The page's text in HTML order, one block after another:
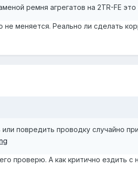
ремня агрегатов на 2TR-FE
меняется. Реально ли сделать
повредить проводку случайно
проверю. А как критично ездить с